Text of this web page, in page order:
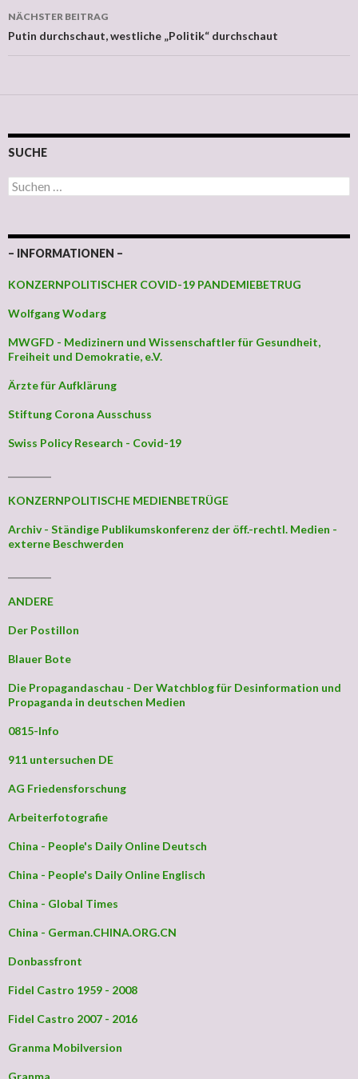
NÄCHSTER BEITRAG
Putin durchschaut, westliche „Politik“ durchschaut
SUCHE
Suchen nach:
– INFORMATIONEN –
KONZERNPOLITISCHER COVID-19 PANDEMIEBETRUG
Wolfgang Wodarg
MWGFD - Medizinern und Wissenschaftler für Gesundheit,
Freiheit und Demokratie, e.V.
Ärzte für Aufklärung
Stiftung Corona Ausschuss
Swiss Policy Research - Covid-19
KONZERNPOLITISCHE MEDIENBETRÜGE
Archiv - Ständige Publikumskonferenz der öff.-rechtl. Medien -
externe Beschwerden
ANDERE
Der Postillon
Blauer Bote
Die Propagandaschau - Der Watchblog für Desinformation und
Propaganda in deutschen Medien
0815-Info
911 untersuchen DE
AG Friedensforschung
Arbeiterfotografie
China - People's Daily Online Deutsch
China - People's Daily Online Englisch
China - Global Times
China - German.CHINA.ORG.CN
Donbassfront
Fidel Castro 1959 - 2008
Fidel Castro 2007 - 2016
Granma Mobilversion
Granma